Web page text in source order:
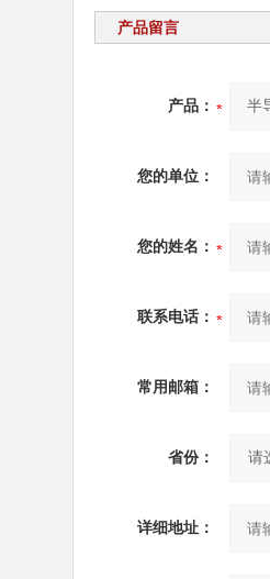
产品留言
产品：
您的单位：
您的姓名：
联系电话：
常用邮箱：
省份：
详细地址：